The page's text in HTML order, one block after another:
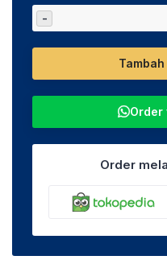
-
Order
Order